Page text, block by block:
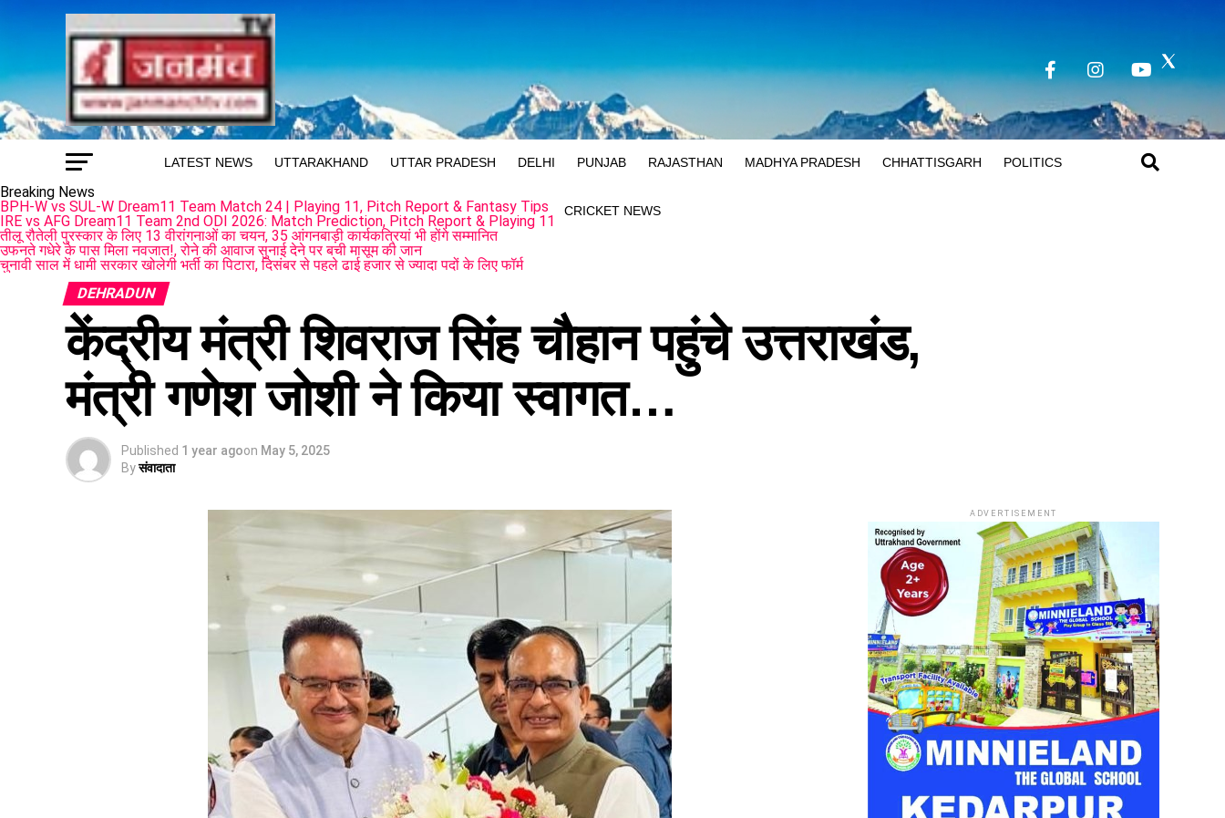
LATEST NEWS UTTARAKHAND UTTAR PRADESH DELHI PUNJAB RAJASTHAN MADHYA PRADESH CHHATTISGARH POLITICS
CRICKET NEWS
Breaking News
BPH-W vs SUL-W Dream11 Team Match 24 | Playing 11, Pitch Report & Fantasy Tips
IRE vs AFG Dream11 Team 2nd ODI 2026: Match Prediction, Pitch Report & Playing 11
तीलू रौतेली पुरस्कार के लिए 13 वीरांगनाओं का चयन, 35 आंगनबाड़ी कार्यकत्रियां भी होंगे सम्मानित
उफनते गधेरे के पास मिला नवजात!, रोने की आवाज सुनाई देने पर बची मासूम की जान
चुनावी साल में धामी सरकार खोलेगी भर्ती का पिटारा, दिसंबर से पहले ढाई हजार से ज्यादा पदों के लिए फॉर्म
DEHRADUN
केंद्रीय मंत्री शिवराज सिंह चौहान पहुंचे उत्तराखंड,
मंत्री गणेश जोशी ने किया स्वागत…
Published 1 year agoon May 5, 2025
Byसंवादाता
ADVERTISEMENT